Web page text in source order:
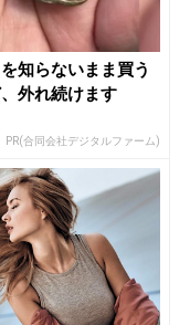
知らないまま買う
外れ続けます
PR(合同会社デジタルファーム)